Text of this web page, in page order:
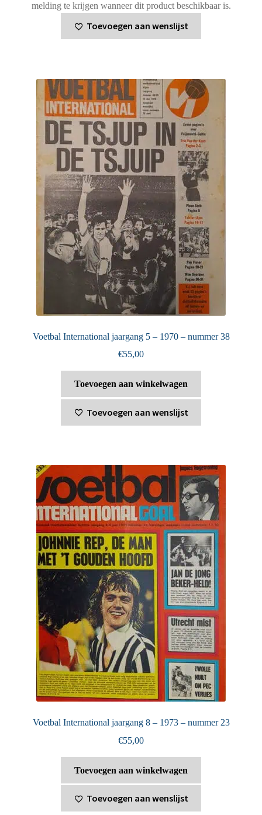
melding te krijgen wanneer dit product beschikbaar is.
Toevoegen aan wenslijst
Voetbal International jaargang 5 – 1970 – nummer 38
€55,00
Toevoegen aan winkelwagen
Toevoegen aan wenslijst
Voetbal International jaargang 8 – 1973 – nummer 23
€55,00
Toevoegen aan winkelwagen
Toevoegen aan wenslijst